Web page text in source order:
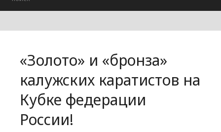
Происшествия
«Золото» и «бронза»
калужских каратистов на
Кубке федерации
России!